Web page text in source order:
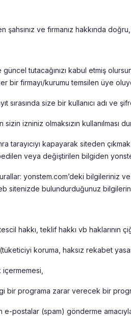
şahsınız ve firmanız hakkında
tutacağınızı kabul etmiş
bir firmayı/kurumu temsilen üye
sırasında size bir kullanıcı adı ve
sizin izniniz olmaksızın kullanılması
tarayıcıyı kapayarak siteden
veya değiştirilen bilgiden
yonstem.com’deki bilgileriniz ve
sitenizde bulundurduğunuz bilgilerin,
hakkı, teklif hakkı vb haklarının
koruma, haksız rekabet
bir programa zarar verecek bir
postalar (spam) gönderme amacıyla